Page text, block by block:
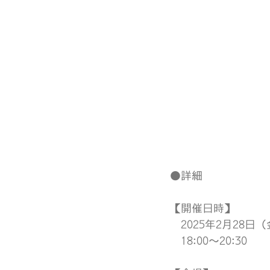
●詳細
【開催日時】
2025年2月28日（
18:00～20:30